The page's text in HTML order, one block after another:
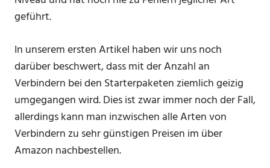
geführt.
In unserem ersten Artikel haben wir uns noch
darüber beschwert, dass mit der Anzahl an
Verbindern bei den Starterpaketen ziemlich geizig
umgegangen wird. Dies ist zwar immer noch der Fall,
allerdings kann man inzwischen alle Arten von
Verbindern zu sehr günstigen Preisen im über
Amazon nachbestellen.